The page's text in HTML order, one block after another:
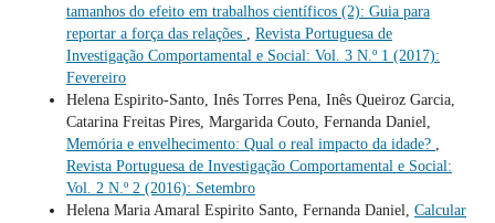
tamanhos do efeito em trabalhos científicos (2): Guia para
reportar a força das relações , Revista Portuguesa de
Investigação Comportamental e Social: Vol. 3 N.º 1 (2017):
Fevereiro
Helena Espirito-Santo, Inês Torres Pena, Inês Queiroz Garcia,
Catarina Freitas Pires, Margarida Couto, Fernanda Daniel,
Memória e envelhecimento: Qual o real impacto da idade? ,
Revista Portuguesa de Investigação Comportamental e Social:
Vol. 2 N.º 2 (2016): Setembro
Helena Maria Amaral Espirito Santo, Fernanda Daniel, Calcular